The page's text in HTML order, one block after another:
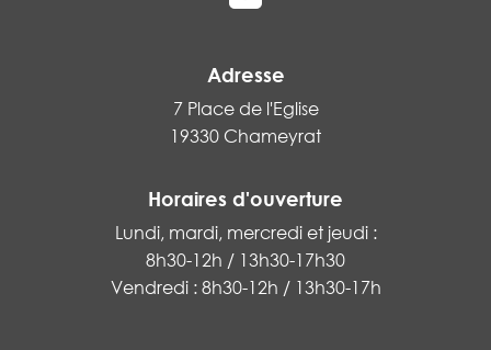
Adresse
7 Place de l'Eglise
19330 Chameyrat
Horaires d'ouverture
Lundi, mardi, mercredi et jeudi :
8h30-12h / 13h30-17h30
Vendredi : 8h30-12h / 13h30-17h